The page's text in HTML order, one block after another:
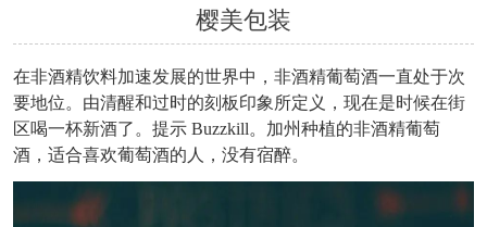
樱美包装
在非酒精饮料加速发展的世界中，非酒精葡萄酒一直处于次
要地位。由清醒和过时的刻板印象所定义，现在是时候在街
区喝一杯新酒了。提示 Buzzkill。加州种植的非酒精葡萄
酒，适合喜欢葡萄酒的人，没有宿醉。